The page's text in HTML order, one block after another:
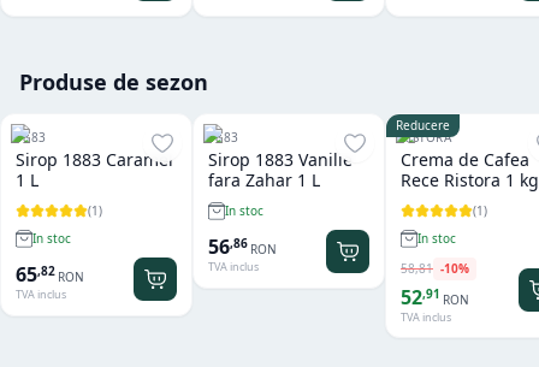
Produse de sezon
1883
Sirop 1883 Caramel
1 L
(1)
In stoc
65,82 RON
TVA inclus
1883
Sirop 1883 Vanilie
fara Zahar 1 L
In stoc
56,86 RON
TVA inclus
Reducere
RISTORA
Crema de Cafea
Rece Ristora 1 kg
(1)
In stoc
58,81 -10%
52,91 RON
TVA inclus